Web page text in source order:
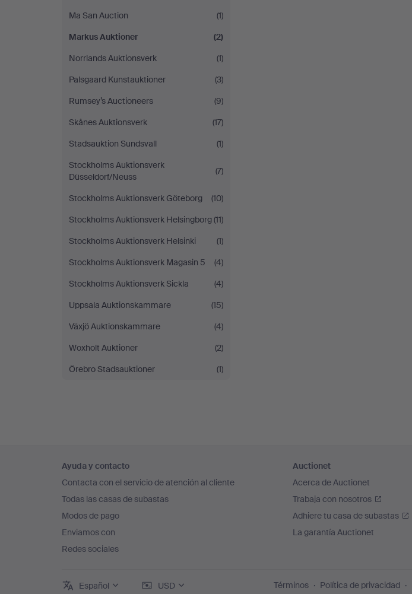
Ma San Auction
(1)
Markus Auktioner
(2)
Norrlands Auktionsverk
(1)
Palsgaard Kunstauktioner
(3)
Rumsey’s Auctioneers
(9)
Skånes Auktionsverk
(17)
Stadsauktion Sundsvall
(1)
Stockholms Auktionsverk
Düsseldorf/Neuss
(7)
Stockholms Auktionsverk Göteborg
(10)
Stockholms Auktionsverk Helsingborg(11)
Stockholms Auktionsverk Helsinki
(1)
Stockholms Auktionsverk Magasin 5
(4)
Stockholms Auktionsverk Sickla
(4)
Uppsala Auktionskammare
(15)
Växjö Auktionskammare
(4)
Woxholt Auktioner
(2)
Örebro Stadsauktioner
(1)
en
el
pie
de
página
Ayuda y contacto
Contacta con el servicio de atención al cliente
Todas las casas de subastas
Modos de pago
Enviamos con
Redes sociales
Auctionet
Acerca de Auctionet
Trabaja con nosotros
Adhiere tu casa de subastas
La garantía Auctionet
Español USD Términos Política de privacidad